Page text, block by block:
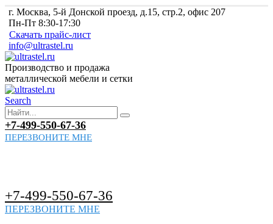
г. Москва, 5-й Донской проезд, д.15, стр.2, офис 207
Пн-Пт 8:30-17:30
Скачать прайс-лист
info@ultrastel.ru
Производство и продажа
металлической мебели и сетки
Search
+7-499-550-67-36
ПЕРЕЗВОНИТЕ МНЕ
+7-499-550-67-36
ПЕРЕЗВОНИТЕ МНЕ